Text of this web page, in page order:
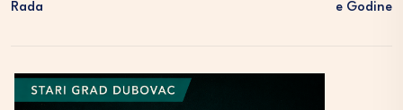
Rada
E Godine